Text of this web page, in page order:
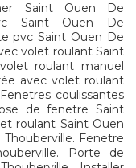
Saint Ouen De
Saint Ouen De
pvc Saint Ouen De
volet roulant Saint
roulant manuel
avec volet roulant
coulissantes
de fenetre Saint
roulant Saint Ouen
Fenetre
Porte de